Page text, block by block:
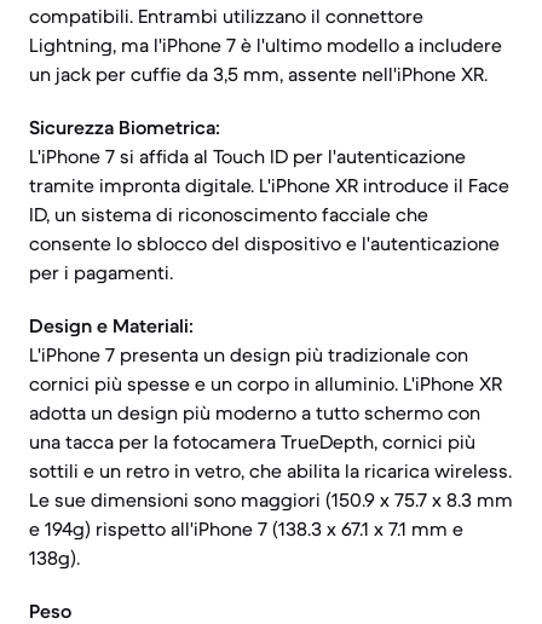
compatibili. Entrambi utilizzano il connettore
Lightning, ma l'iPhone 7 è l'ultimo modello a includere
un jack per cuffie da 3,5 mm, assente nell'iPhone XR.
Sicurezza Biometrica:
L'iPhone 7 si affida al Touch ID per l'autenticazione
tramite impronta digitale. L'iPhone XR introduce il Face
ID, un sistema di riconoscimento facciale che
consente lo sblocco del dispositivo e l'autenticazione
per i pagamenti.
Design e Materiali:
L'iPhone 7 presenta un design più tradizionale con
cornici più spesse e un corpo in alluminio. L'iPhone XR
adotta un design più moderno a tutto schermo con
una tacca per la fotocamera TrueDepth, cornici più
sottili e un retro in vetro, che abilita la ricarica wireless.
Le sue dimensioni sono maggiori (150.9 x 75.7 x 8.3 mm
e 194g) rispetto all'iPhone 7 (138.3 x 67.1 x 7.1 mm e
138g).
Peso